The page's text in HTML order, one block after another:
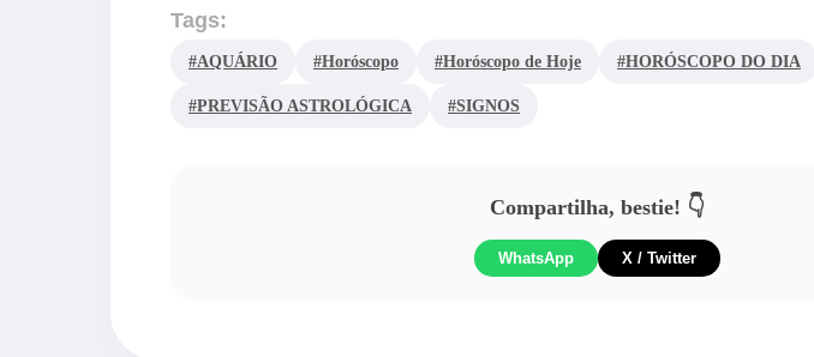
Tags:
#AQUÁRIO #Horóscopo #Horóscopo de Hoje #HORÓSCOPO DO DIA
#PREVISÃO ASTROLÓGICA #SIGNOS
Compartilha, bestie! 👇
WhatsApp X / Twitter